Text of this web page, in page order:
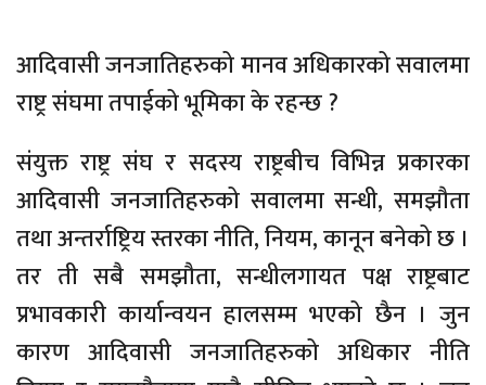
आदिवासी जनजातिहरुको मानव अधिकारको सवालमा
राष्ट्र संघमा तपाईको भूमिका के रहन्छ ?
संयुक्त राष्ट्र संघ र सदस्य राष्ट्रबीच विभिन्न प्रकारका
आदिवासी जनजातिहरुको सवालमा सन्धी, समझौता
तथा अन्तर्राष्ट्रिय स्तरका नीति, नियम, कानून बनेको छ ।
तर ती सबै समझौता, सन्धीलगायत पक्ष राष्ट्रबाट
प्रभावकारी कार्यान्वयन हालसम्म भएको छैन । जुन
कारण आदिवासी जनजातिहरुको अधिकार नीति